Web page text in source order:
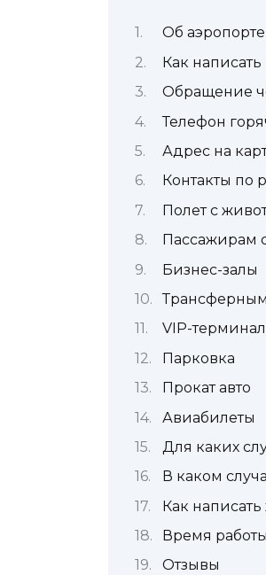
Об аэропорте
Как
Обращение
Телефон
Адрес на
Контакты по
Полет с
Пассажирам
Бизнес-залы
VIP-терминал
Парковка
Прокат авто
Авиабилеты
Для каких
В каком
Как написать
Время работы
Отзывы